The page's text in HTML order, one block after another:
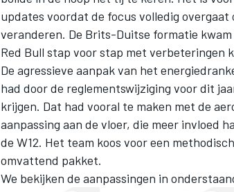
updates voordat de focus volledig
veranderen. De Brits-Duitse formatie
Red Bull stap voor stap met verbeteringen
De agressieve aanpak van het
had door de reglementswijziging voor dit
krijgen. Dat had vooral te maken met de
aanpassing aan de vloer, die meer invloed
de W12. Het team koos voor een
omvattend pakket.
We bekijken de aanpassingen in